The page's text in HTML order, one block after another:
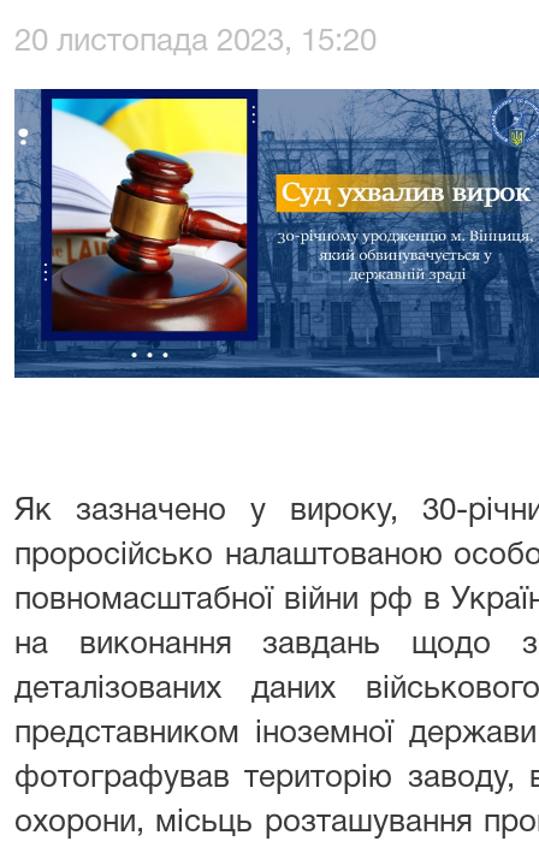
20 листопада 2023, 15:20
Як зазначено у вироку, 30-
проросійсько налаштованою
повномасштабної війни рф в
на виконання завдань щодо
деталізованих даних
представником іноземної
фотографував територію заводу,
охорони, місьць розташування